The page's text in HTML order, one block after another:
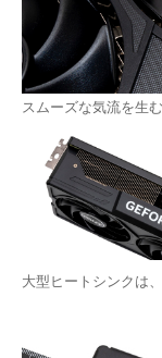
スムーズな気流を生
大型ヒートシンクは